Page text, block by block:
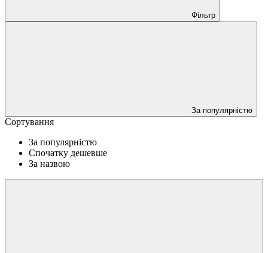
Фільтр
За популярністю
Сортування
За популярністю
Cпочатку дешевше
За назвою